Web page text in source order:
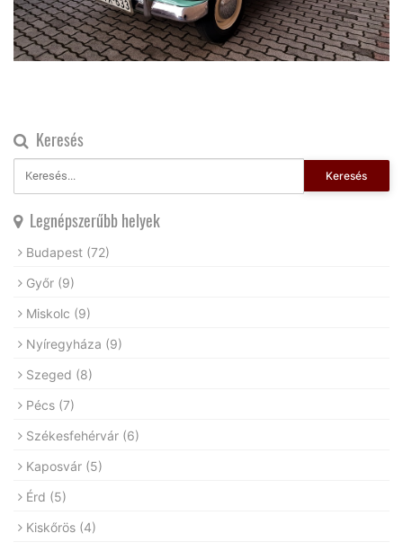
Keresés
Keresés
Legnépszerűbb helyek
Budapest (72)
Győr (9)
Miskolc (9)
Nyíregyháza (9)
Szeged (8)
Pécs (7)
Székesfehérvár (6)
Kaposvár (5)
Érd (5)
Kiskőrös (4)